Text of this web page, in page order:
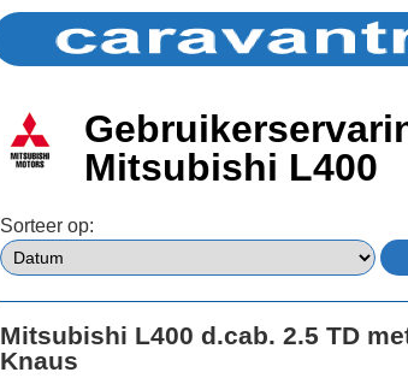
Mitsubishi L400
Sorteer op:
Mitsubishi L400 d.cab. 2.5 TD
Knaus